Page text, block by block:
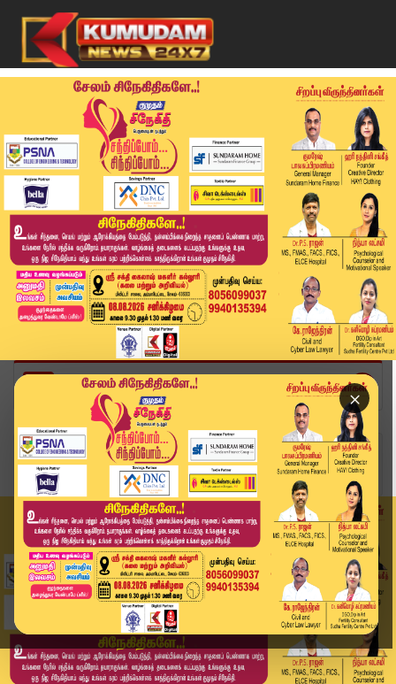
×
Home
வீடியோ ஸ்டோரி
அதிமுக - பாமக நாளை தொகுதி பங்கீடு பேச்சுவார்த்த...